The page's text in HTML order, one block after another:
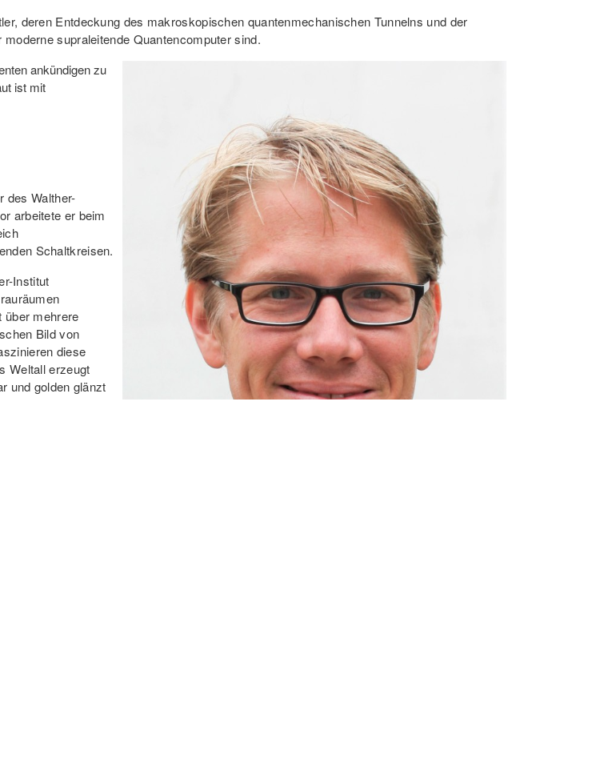
deren Entdeckung des makroskopischen quantenmechanischen Tunnelns und der
supraleitende Quantencomputer sind.
ankündigen zu
ist mit
des Walther-
arbeitete er beim
Schaltkreisen.
Institut
über mehrere
Bild von
diese
Weltall erzeugt
und golden glänzt